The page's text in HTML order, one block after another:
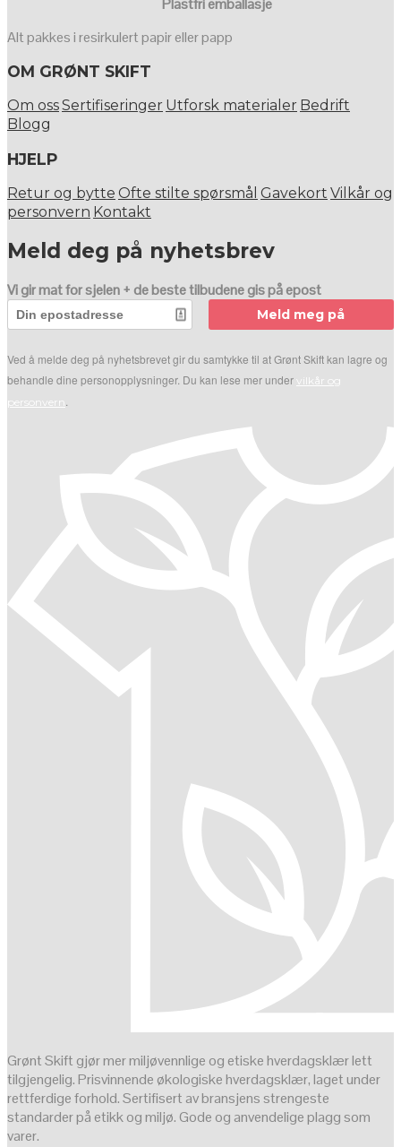
Alt pakkes i resirkulert papir eller papp
OM GRØNT SKIFT
Om ossSertifiseringer Utforsk materialer Bedrift
Blogg
HJELP
Retur og bytte Ofte stilte spørsmål Gavekort Vilkår og
personvern Kontakt
Meld deg på nyhetsbrev
Vi gir mat for sjelen + de beste tilbudene gis på epost
Meld meg på
Ved å melde deg på nyhetsbrevet gir du samtykke til at Grønt Skift kan lagre og
behandle dine personopplysninger. Du kan lese mer under vilkår og
personvern
Grønt Skift gjør mer miljøvennlige og etiske hverdagsklær lett
tilgjengelig. Prisvinnende økologiske hverdagsklær, laget under
rettferdige forhold. Sertifisert av bransjens strengeste
standarder på etikk og miljø. Gode og anvendelige plagg som
varer.